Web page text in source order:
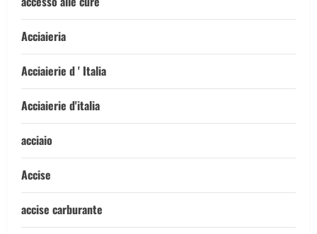
Acciaieria
Acciaierie d ' Italia
Acciaierie d'italia
acciaio
Accise
accise carburante